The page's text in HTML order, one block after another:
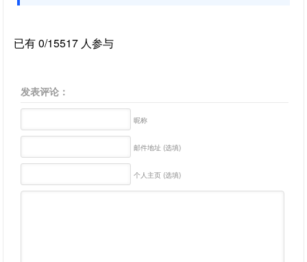
已有 0/15517 人参与
发表评论：
昵称
邮件地址 (选填)
个人主页 (选填)